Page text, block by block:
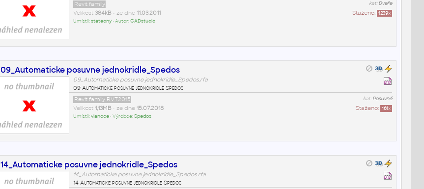
kat:Dveře
Revit family
Staženo: 1239x
Velikost 384kB• ze dne 11.03.2011
Umístil:statecny• Autor:CADstudio
09_Automaticke posuvne jednokridle_Spedos
09_Automaticke posuvne jednokridle_Spedos.rfa
09 Automaticke posuvne jednokridle Spedos
kat:Posuvné
Revit family RVT2015
Staženo: 161x
Velikost 1,13MB• ze dne 15.07.2018
Umístil:vianoce• Výrobce:Spedos
14_Automaticke posuvne jednokridle_Spedos
14_Automaticke posuvne jednokridle_Spedos.rfa
14 Automaticke posuvne jednokridle Spedos